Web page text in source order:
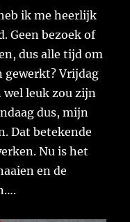
ik me heerlijk
Geen bezoek of
dus alle tijd om
gewerkt? Vrijdag
leuk zou zijn
dus, mijn
Dat betekende
Nu is het
en de